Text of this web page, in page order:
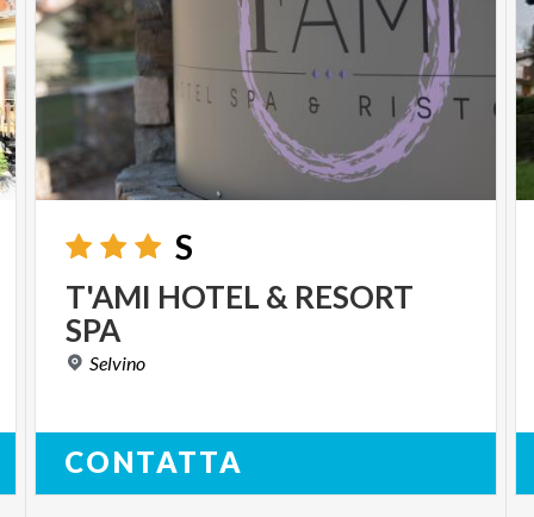
S
T'AMI HOTEL & RESORT
SPA
Selvino
CONTATTA